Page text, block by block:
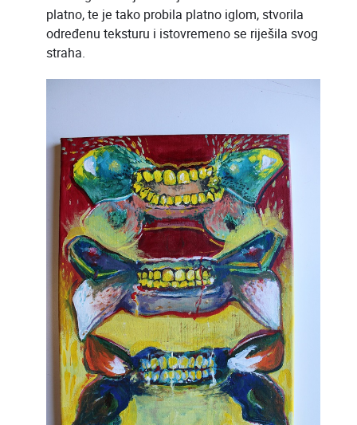
platno, te je tako probila platno iglom, stvorila
određenu teksturu i istovremeno se riješila svog
straha.